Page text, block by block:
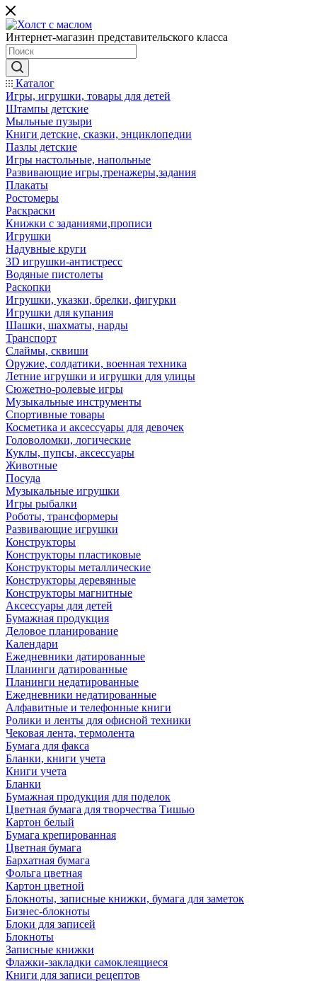
Интернет-магазин представительского класса
Каталог
Игры, игрушки, товары для детей
Штампы детские
Мыльные пузыри
Книги детские, сказки, энциклопедии
Пазлы детские
Игры настольные, напольные
Развивающие игры,тренажеры,задания
Плакаты
Ростомеры
Раскраски
Книжки с заданиями,прописи
Игрушки
Надувные круги
3D игрушки-антистресс
Водяные пистолеты
Раскопки
Игрушки, указки, брелки, фигурки
Игрушки для купания
Шашки, шахматы, нарды
Транспорт
Слаймы, сквиши
Оружие, солдатики, военная техника
Летние игрушки и игрушки для улицы
Сюжетно-ролевые игры
Музыкальные инструменты
Спортивные товары
Косметика и аксессуары для девочек
Головоломки, логические
Куклы, пупсы, аксессуары
Животные
Посуда
Музыкальные игрушки
Игры рыбалки
Роботы, трансформеры
Развивающие игрушки
Конструкторы
Конструкторы пластиковые
Конструкторы металлические
Конструкторы деревянные
Конструкторы магнитные
Аксессуары для детей
Бумажная продукция
Деловое планирование
Календари
Ежедневники датированные
Планинги датированные
Планинги недатированные
Ежедневники недатированные
Алфавитные и телефонные книги
Ролики и ленты для офисной техники
Чековая лента, термолента
Бумага для факса
Бланки, книги учета
Книги учета
Бланки
Бумажная продукция для поделок
Цветная бумага для творчества Тишью
Картон белый
Бумага крепированная
Цветная бумага
Бархатная бумага
Фольга цветная
Картон цветной
Блокноты, записные книжки, бумага для заметок
Бизнес-блокноты
Блоки для записей
Блокноты
Записные книжки
Флажки-закладки самоклеящиеся
Книги для записи рецептов